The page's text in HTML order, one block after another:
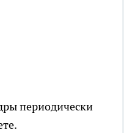
периодически